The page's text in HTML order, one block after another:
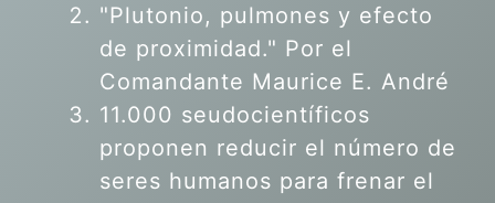
"Plutonio, pulmones y efecto
de proximidad." Por el
Comandante Maurice E. André
11.000 seudocientíficos
proponen reducir el número de
seres humanos para frenar el